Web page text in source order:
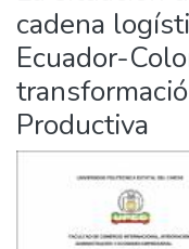
Manuales
cadena
Ecuador-
Productiva